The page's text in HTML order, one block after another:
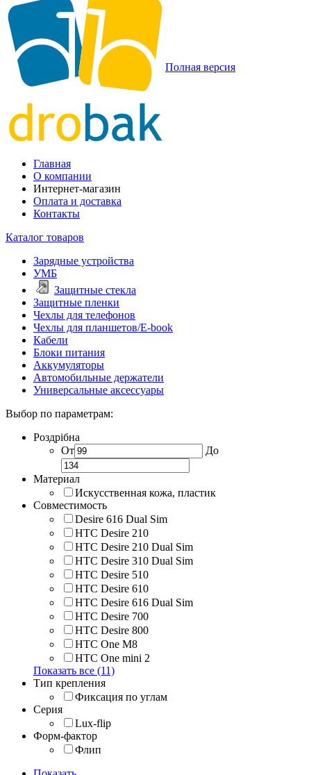
Полная версия
Главная
О компании
Интернет-магазин
Оплата и доставка
Контакты
Каталог товаров
Зарядные устройства
УМБ
Защитные стекла
Защитные пленки
Чехлы для телефонов
Чехлы для планшетов/E-book
Кабели
Блоки питания
Аккумуляторы
Автомобильные держатели
Универсальные аксессуары
Выбор по параметрам:
Роздрібна
От
До
Материал
Искусственная кожа, пластик
Совместимость
Desire 616 Dual Sim
HTC Desire 210
HTC Desire 210 Dual Sim
HTC Desire 310 Dual Sim
HTC Desire 510
HTC Desire 610
HTC Desire 616 Dual Sim
HTC Desire 700
HTC Desire 800
HTC One M8
HTC One mini 2
Показать все (11)
Тип крепления
Фиксация по углам
Серия
Lux-flip
Форм-фактор
Флип